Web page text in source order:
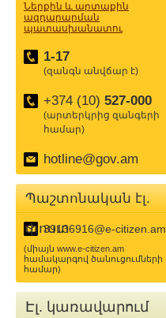
Ներքին և արտաքին
ազդարարման
պատասխանատու
1-17
(զանգն անվճար է)
+374 (10) 527-000
(արտերկրից զանգերի
համար)
hotline@gov.am
Պաշտոնական էլ.
փոստ
39136916@e-citizen.am
(միայն www.e-citizen.am
համակարգով ծանուցումների
համար)
Էլ. կառավարում